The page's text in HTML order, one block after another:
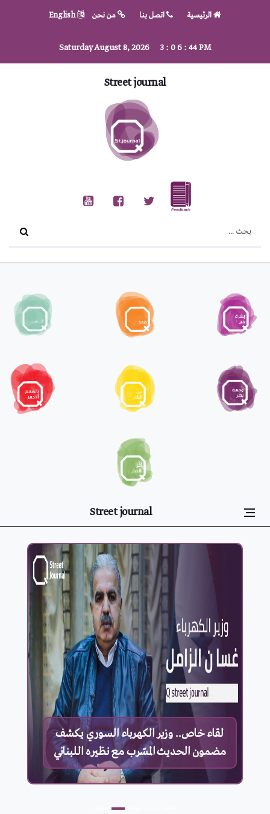
الرئيسية اتصل بنا من نحن English
Saturday August 8, 2026 3: 0 6: 46PM
Street journal
Street journal
لقاء خاص.. وزير الكهرباء السوري يكشف
مضمون الحديث المسّرب مع نظيره اللبناني